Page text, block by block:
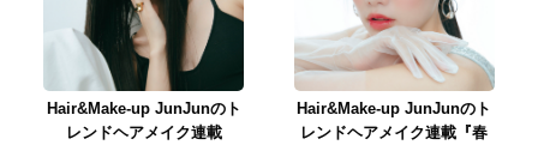
Hair&Make-up JunJunのト
レンドヘアメイク連載
Hair&Make-up JunJunのト
レンドヘアメイク連載『春